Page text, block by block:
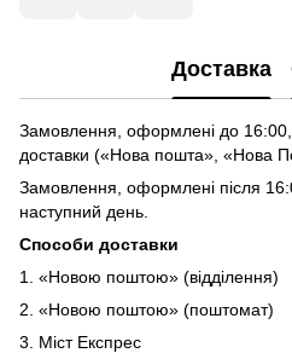
Доставка
Замовлення, оформлені до
доставки («Нова пошта», «Нова
Замовлення, оформлені після
наступний день.
Способи доставки
1. «Новою поштою» (відділення)
2. «Новою поштою» (поштомат)
3. Міст Експрес